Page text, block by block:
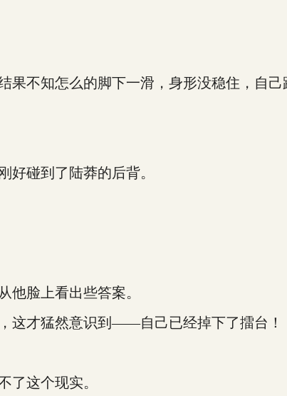
不知怎么的脚下一滑，身形没稳住，自己
碰到了陆莽的后背。
脸上看出些答案。
才猛然意识到——自己已经掉下了擂台！
这个现实。